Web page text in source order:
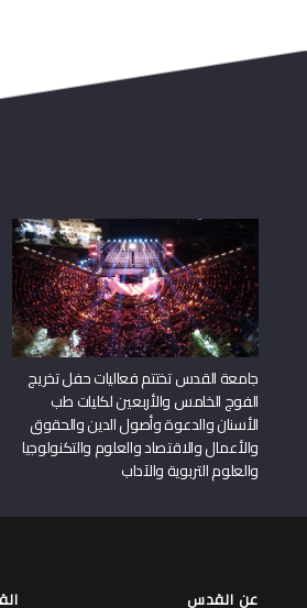
جامعة القدس تختتم فعاليات حفل تخريج
الفوج الخامس والأربعين لكليات طب
الأسنان والدعوة وأصول الدين والحقوق
والأعمال والاقتصاد والعلوم والتكنولوجيا
والعلوم التربوية والآداب
عن القدس